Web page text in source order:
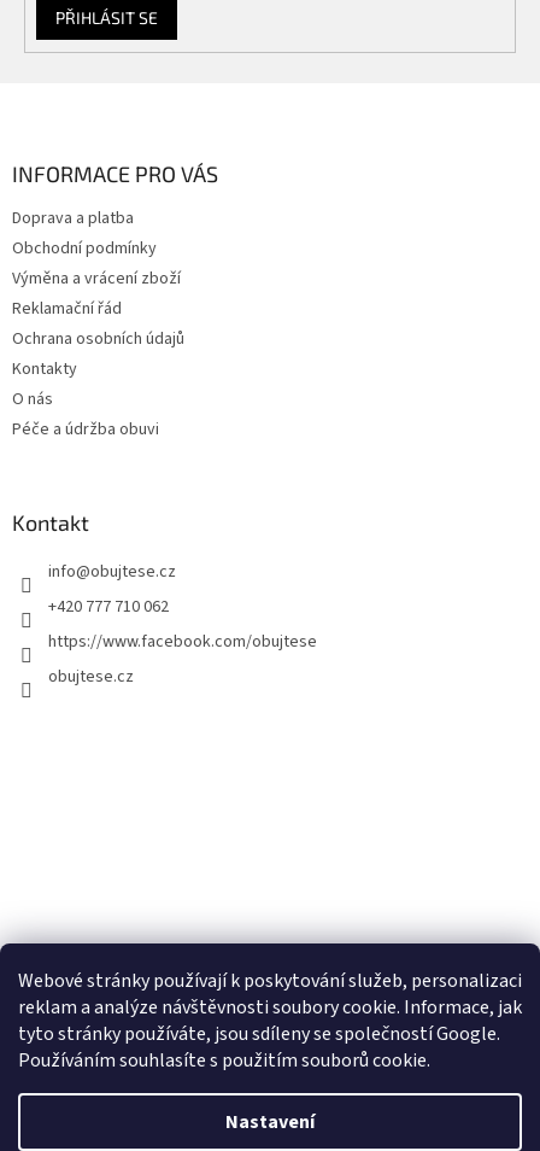
Webové stránky používají k poskytování služeb, personalizaci
reklam a analýze návštěvnosti soubory cookie. Informace, jak
tyto stránky používáte, jsou sdíleny se společností Google.
Používáním souhlasíte s použitím souborů cookie.
Nastavení
PŘIHLÁSIT SE
INFORMACE PRO VÁS
Doprava a platba
Obchodní podmínky
Výměna a vrácení zboží
Reklamační řád
Ochrana osobních údajů
Kontakty
O nás
Péče a údržba obuvi
Kontakt
info@obujtese.cz
+420 777 710 062
https://www.facebook.com/obujtese
obujtese.cz